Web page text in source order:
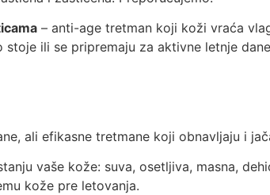
– anti-age tretman koji koži vraća
stoje ili se pripremaju za aktivne letnje
ali efikasne tretmane koji obnavljaju i
vaše kože: suva, osetljiva, masna,
kože pre letovanja.